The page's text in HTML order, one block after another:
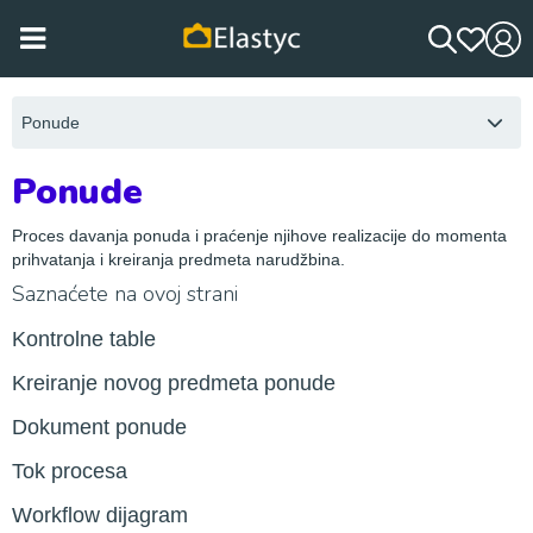
Ponude
Ponude
Proces davanja ponuda i praćenje njihove realizacije do momenta
prihvatanja i kreiranja predmeta narudžbina.
Saznaćete na ovoj strani
Kontrolne table
Kreiranje novog predmeta ponude
Dokument ponude
Tok procesa
Workflow dijagram